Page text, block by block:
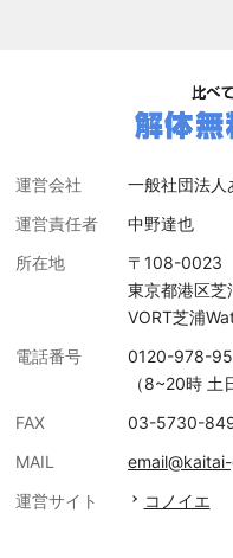
運営会社
一般社団法人
運営責任者
中野達也
所在地
〒108-0023
東京都港区芝
VORT芝浦
電話番号
0120-978-
（8~20時 土
FAX
03-5730-
MAIL
運営サイト
コノイエ